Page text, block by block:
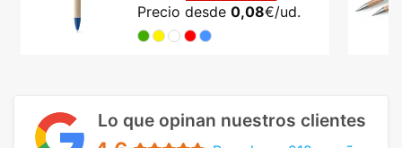
Precio desde 0,08€/ud.
Lo que opinan nuestros clientes